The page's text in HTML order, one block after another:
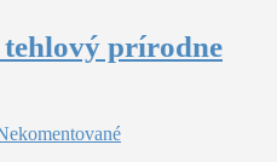
tehlový prírodne